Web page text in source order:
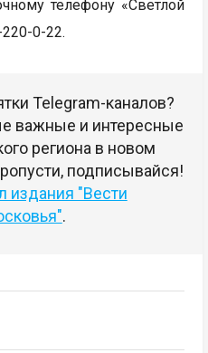
телефону «Светлой
0-22.
Telegram-каналов?
важные и интересные
региона в новом
подписывайся!
издания "Вести
.